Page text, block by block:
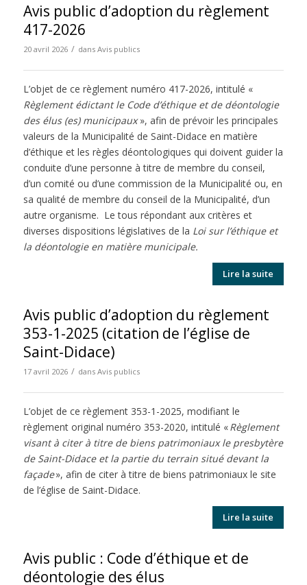
Avis public d’adoption du règlement
417-2026
20 avril 2026 / dans Avis publics
L’objet de ce règlement numéro 417-2026, intitulé «
Règlement édictant le Code d’éthique et de déontologie
des élus (es) municipaux», afin de prévoir les principales
valeurs de la Municipalité de Saint-Didace en matière
d’éthique et les règles déontologiques qui doivent guider la
conduite d’une personne à titre de membre du conseil,
d’un comité ou d’une commission de la Municipalité ou, en
sa qualité de membre du conseil de la Municipalité, d’un
autre organisme. Le tous répondant aux critères et
diverses dispositions législatives de la Loi sur l’éthique et
la déontologie en matière municipale.
Lire la suite
Avis public d’adoption du règlement
353-1-2025 (citation de l’église de
Saint-Didace)
17 avril 2026 / dans Avis publics
L’objet de ce règlement 353-1-2025, modifiant le
règlement original numéro 353-2020, intitulé «Règlement
visant à citer à titre de biens patrimoniaux le presbytère
de Saint-Didace et la partie du terrain situé devant la
façade», afin de citer à titre de biens patrimoniaux le site
de l’église de Saint-Didace.
Lire la suite
Avis public : Code d’éthique et de
déontologie des élus